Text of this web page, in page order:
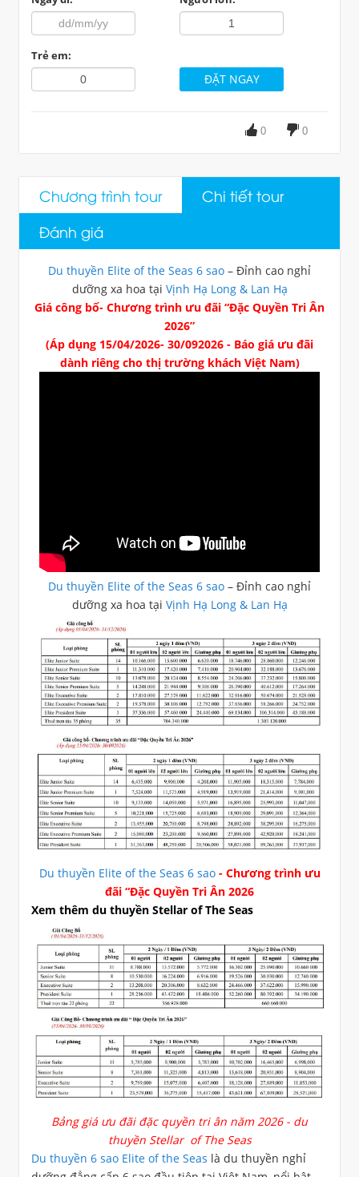
Trẻ em:
0
0
Chương trình tour
Chi tiết tour
Đánh giá
Du thuyền Elite of the Seas 6 sao – Đỉnh cao nghỉ
dưỡng xa hoa tại Vịnh Hạ Long & Lan Hạ
Giá công bố- Chương trình ưu đãi “Đặc Quyền Tri Ân
2026”
(Áp dụng 15/04/2026- 30/092026 - Báo giá ưu đãi
dành riêng cho thị trường khách Việt Nam)
Du thuyền Elite of the Seas 6 sao – Đỉnh cao nghỉ
dưỡng xa hoa tại Vịnh Hạ Long & Lan Hạ
Du thuyền Elite of the Seas 6 sao - Chương trình ưu
đãi “Đặc Quyền Tri Ân 2026
Xem thêm du thuyền Stellar of The Seas
Bảng giá ưu đãi đặc quyền tri ân năm 2026 - du
thuyền Stellar of The Seas
Du thuyền 6 sao Elite of the Seas là du thuyền nghỉ